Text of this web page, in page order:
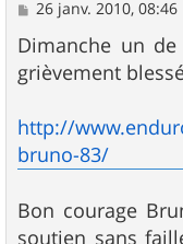
M
s
s
a
26 janv. 2010, 08:46
Dimanche un
grièvement
http://
bruno-83/
Bon courage
soutien sans